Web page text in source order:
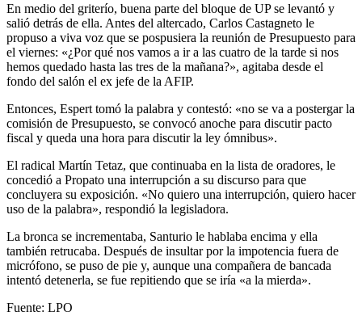
En medio del griterío, buena parte del bloque de UP se levantó y
salió detrás de ella. Antes del altercado, Carlos Castagneto le
propuso a viva voz que se pospusiera la reunión de Presupuesto para
el viernes: «¿Por qué nos vamos a ir a las cuatro de la tarde si nos
hemos quedado hasta las tres de la mañana?», agitaba desde el
fondo del salón el ex jefe de la AFIP.
Entonces, Espert tomó la palabra y contestó: «no se va a postergar la
comisión de Presupuesto, se convocó anoche para discutir pacto
fiscal y queda una hora para discutir la ley ómnibus».
El radical Martín Tetaz, que continuaba en la lista de oradores, le
concedió a Propato una interrupción a su discurso para que
concluyera su exposición. «No quiero una interrupción, quiero hacer
uso de la palabra», respondió la legisladora.
La bronca se incrementaba, Santurio le hablaba encima y ella
también retrucaba. Después de insultar por la impotencia fuera de
micrófono, se puso de pie y, aunque una compañera de bancada
intentó detenerla, se fue repitiendo que se iría «a la mierda».
Fuente: LPO